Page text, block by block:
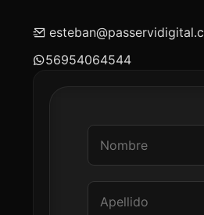
56954064544